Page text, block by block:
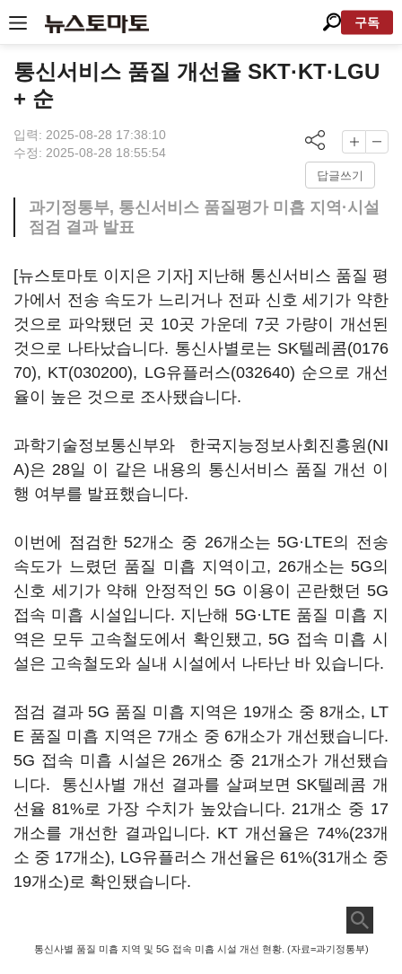
구독
통신서비스 품질 개선율 SKT·KT·LGU
+ 순
입력: 2025-08-28 17:38:10
수정: 2025-08-28 18:55:54
답글쓰기
과기정통부, 통신서비스 품질평가 미흡 지역·시설
점검 결과 발표
[뉴스토마토 이지은 기자] 지난해 통신서비스 품질 평
가에서 전송 속도가 느리거나 전파 신호 세기가 약한
것으로 파악됐던 곳 10곳 가운데 7곳 가량이 개선된
것으로 나타났습니다. 통신사별로는 SK텔레콤(0176
70), KT(030200), LG유플러스(032640) 순으로 개선
율이 높은 것으로 조사됐습니다.
과학기술정보통신부와 한국지능정보사회진흥원(NI
A)은 28일 이 같은 내용의 통신서비스 품질 개선 이
행 여부를 발표했습니다.
이번에 점검한 52개소 중 26개소는 5G·LTE의 전송
속도가 느렸던 품질 미흡 지역이고, 26개소는 5G의
신호 세기가 약해 안정적인 5G 이용이 곤란했던 5G
접속 미흡 시설입니다. 지난해 5G·LTE 품질 미흡 지
역은 모두 고속철도에서 확인됐고, 5G 접속 미흡 시
설은 고속철도와 실내 시설에서 나타난 바 있습니다.
점검 결과 5G 품질 미흡 지역은 19개소 중 8개소, LT
E 품질 미흡 지역은 7개소 중 6개소가 개선됐습니다.
5G 접속 미흡 시설은 26개소 중 21개소가 개선됐습
니다. 통신사별 개선 결과를 살펴보면 SK텔레콤 개
선율 81%로 가장 수치가 높았습니다. 21개소 중 17
개소를 개선한 결과입니다. KT 개선율은 74%(23개
소 중 17개소), LG유플러스 개선율은 61%(31개소 중
19개소)로 확인됐습니다.
통신사별 품질 미흡 지역 및 5G 접속 미흡 시설 개선 현황. (자료=과기정통부)